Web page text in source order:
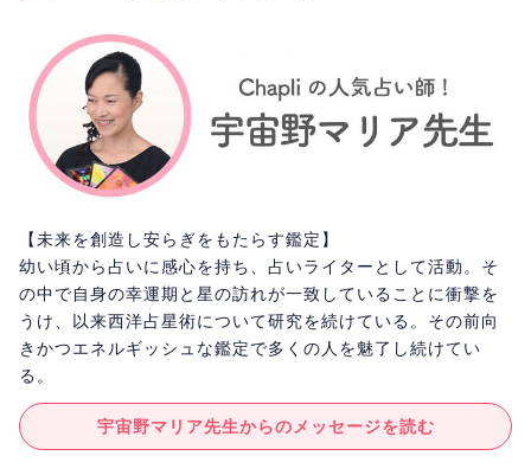
【未来を創造し安らぎをもたらす鑑定】
幼い頃から占いに感心を持ち、占いライターとして活動。そ
の中で自身の幸運期と星の訪れが一致していることに衝撃を
うけ、以来西洋占星術について研究を続けている。その前向
きかつエネルギッシュな鑑定で多くの人を魅了し続けてい
る。
宇宙野マリア先生からのメッセージを読む